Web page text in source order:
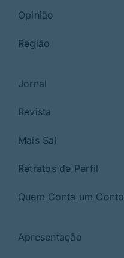
Opinião
Região
Jornal
Revista
Mais Sal
Retratos de Perfil
Quem Conta um Conto
Apresentação